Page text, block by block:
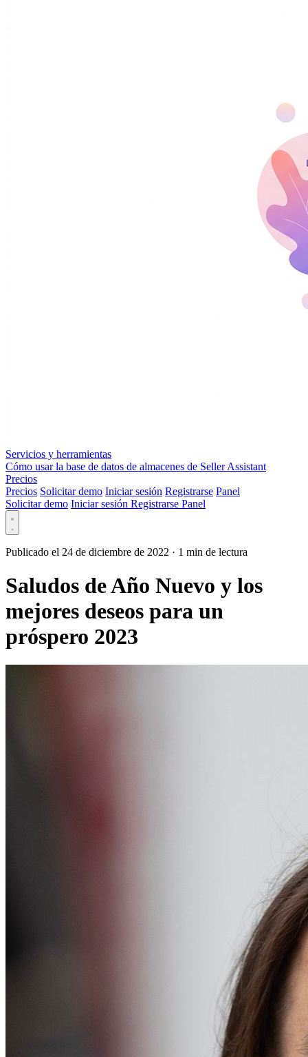
Servicios y herramientas
Cómo usar la base de datos de almacenes de Seller Assistant
Precios
Precios Solicitar demo Iniciar sesión Registrarse Panel
Solicitar demo Iniciar sesión Registrarse Panel
Publicado el 24 de diciembre de 2022 · 1 min de lectura
Saludos de Año Nuevo y los
mejores deseos para un
próspero 2023